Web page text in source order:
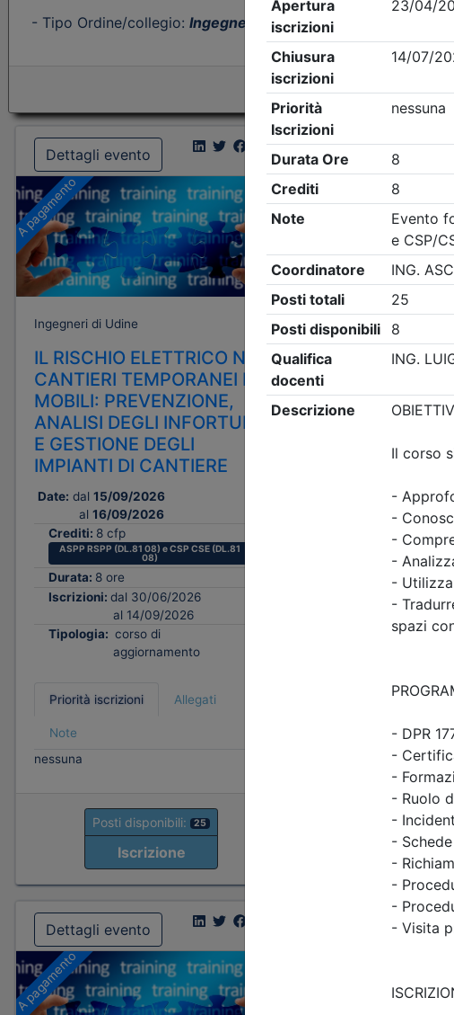
- Tipo Ordine/collegio: Ingegneri - Ordine:Udine
Dettagli evento
A pagamento
Ingegneri di Udine
IL RISCHIO ELETTRICO NEI
CANTIERI TEMPORANEI E
MOBILI: PREVENZIONE,
ANALISI DEGLI INFORTUNI
E GESTIONE DEGLI
IMPIANTI DI CANTIERE
Date: dal 15/09/2026
al16/09/2026
Crediti: 8 cfp
ASPP RSPP (DL.81 08) e CSP CSE (DL.81
08)
Durata: 8 ore
Iscrizioni: dal 30/06/2026
al 14/09/2026
Tipologia: corso di
aggiornamento
Priorità iscrizioni Allegati
Note
nessuna
Posti disponibili: 25
Iscrizione
Dettagli evento
A pagamento
Ingegneri di Udine
Date: dal09/10/
Crediti:8 cfp
al 08/
Tipologia:corso
Priorità iscrizioni
Posti
Dettagli evento
A pagamento
Dettagli evento